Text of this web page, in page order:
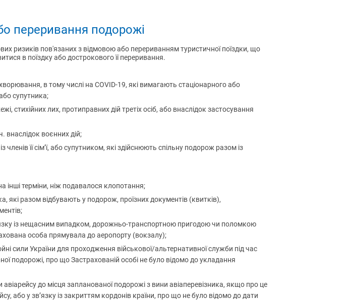
переривання подорожі
ризиків пов'язаних з відмовою або перериванням туристичної поїздки, що
в поїздку або дострокового її переривання.
в тому числі на COVID-19, які вимагають стаціонарного або
супутника;
стихійних лих, протиправних дій третіх осіб, або внаслідок застосування
внаслідок воєнних дій;
її сім’ї, або супутником, які здійснюють спільну подорож разом із
інші терміни, ніж подавалося клопотання;
які разом відбувають у подорож, проїзних документів (квитків),
із нещасним випадком, дорожньо-транспортною пригодою чи поломкою
особа прямувала до аеропорту (вокзалу);
сили України для проходження військової/альтернативної служби під час
подорожі, про що Застрахованій особі не було відомо до укладання
до місця запланованої подорожі з вини авіаперевізника, якщо про це
або у зв’язку із закриттям кордонів країни, про що не було відомо до дати